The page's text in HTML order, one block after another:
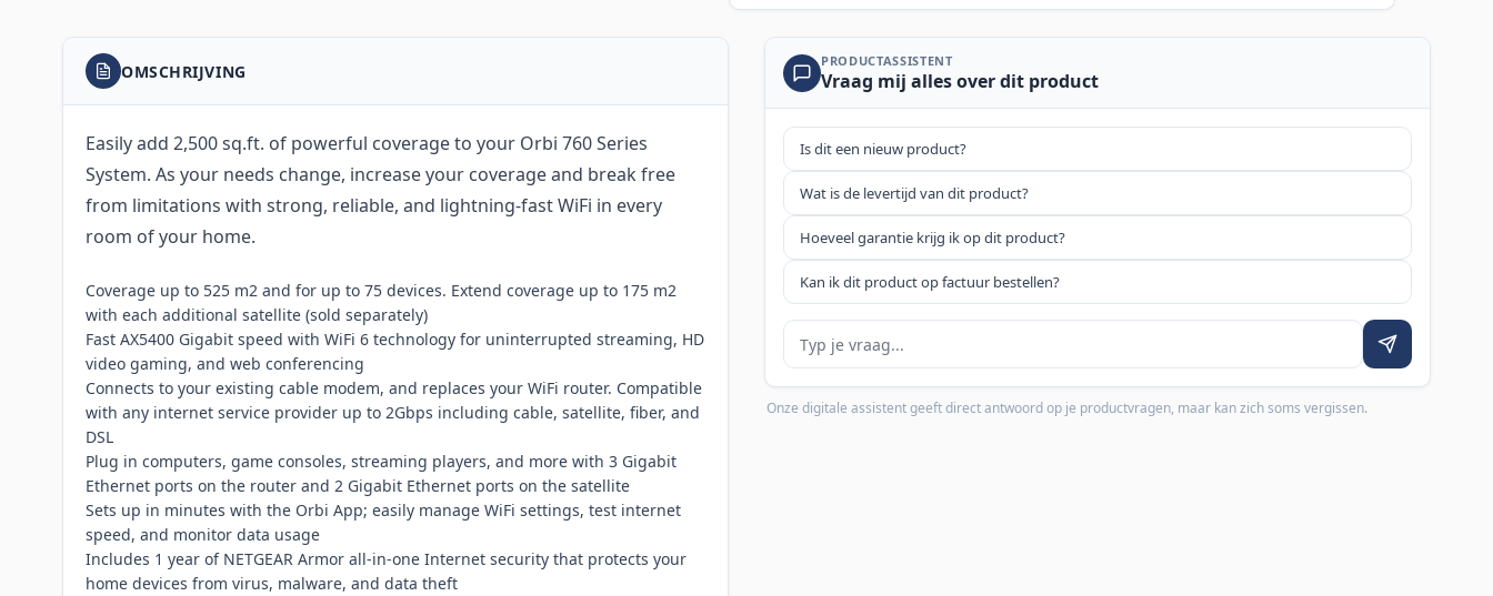
OMSCHRIJVING
Easily add 2,500 sq.ft. of powerful coverage to your Orbi 760 Series
System. As your needs change, increase your coverage and break free
from limitations with strong, reliable, and lightning-fast WiFi in every
room of your home.
Coverage up to 525 m2 and for up to 75 devices. Extend coverage up to 175 m2
with each additional satellite (sold separately)
Fast AX5400 Gigabit speed with WiFi 6 technology for uninterrupted streaming, HD
video gaming, and web conferencing
Connects to your existing cable modem, and replaces your WiFi router. Compatible
with any internet service provider up to 2Gbps including cable, satellite, fiber, and
DSL
Plug in computers, game consoles, streaming players, and more with 3 Gigabit
Ethernet ports on the router and 2 Gigabit Ethernet ports on the satellite
Sets up in minutes with the Orbi App; easily manage WiFi settings, test internet
speed, and monitor data usage
Includes 1 year of NETGEAR Armor all-in-one Internet security that protects your
home devices from virus, malware, and data theft
PRODUCTASSISTENT
Vraag mij alles over dit product
Is dit een nieuw product?
Wat is de levertijd van dit product?
Hoeveel garantie krijg ik op dit product?
Kan ik dit product op factuur bestellen?
Je vraag
Onze digitale assistent geeft direct antwoord op je productvragen, maar kan zich soms vergissen.